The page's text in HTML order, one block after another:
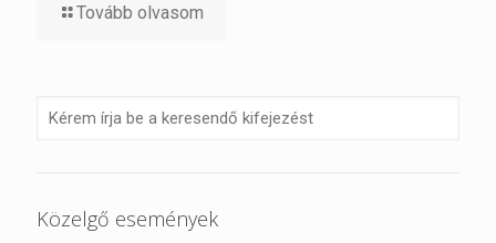
Tovább olvasom
Közelgő események